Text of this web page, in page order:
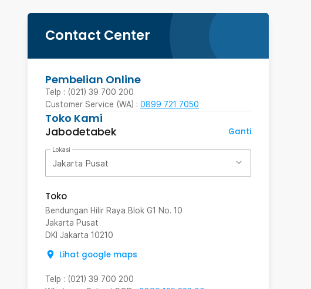
Contact Center
Pembelian Online
Telp : (021) 39 700 200
Customer Service (WA) : 0899 721 7050
Toko Kami
Jabodetabek
Ganti
Lokasi
Jakarta Pusat
Toko
Bendungan Hilir Raya Blok G1 No. 10
Jakarta Pusat
DKI Jakarta 10210
Lihat google maps
Telp : (021) 39 700 200